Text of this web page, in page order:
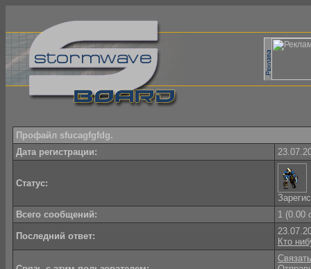
Профайл sfucagfgfdg.
Дата регистрации:
Статус:
Всего сообщений:
1 (0.00
Последний ответ:
Кто